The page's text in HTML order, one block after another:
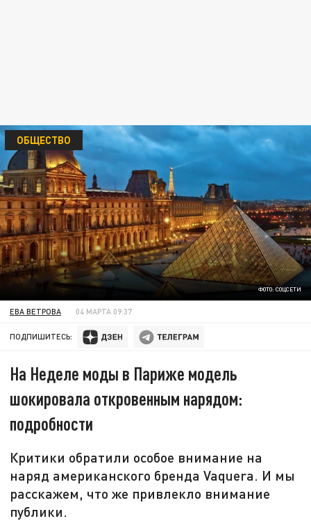
ФОТО: СОЦСЕТИ
ОБЩЕСТВО
ЕВА ВЕТРОВА 04 МАРТА 09:37
ПОДПИШИТЕСЬ:
На Неделе моды в Париже модель
шокировала откровенным нарядом:
подробности
Критики обратили особое внимание на
наряд американского бренда Vaquera. И мы
расскажем, что же привлекло внимание
публики.